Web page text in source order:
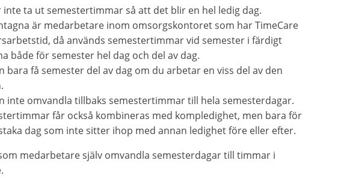
inte ta ut semestertimmar så att det blir en hel ledig dag.
är medarbetare inom omsorgskontoret som har TimeCare
då används semestertimmar vid semester i färdigt
både för semester hel dag och del av dag.
bara få semester del av dag om du arbetar en viss del av den
inte omvandla tillbaks semestertimmar till hela semesterdagar.
får också kombineras med kompledighet, men bara för
dag som inte sitter ihop med annan ledighet före eller efter.
medarbetare själv omvandla semesterdagar till timmar i